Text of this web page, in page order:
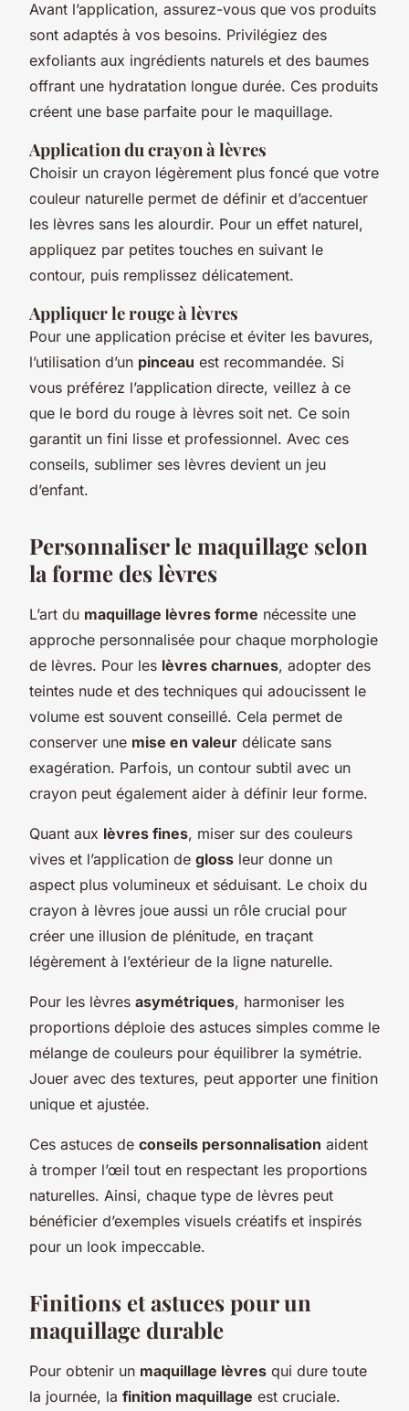
Avant l’application, assurez-vous que vos produits
sont adaptés à vos besoins. Privilégiez des
exfoliants aux ingrédients naturels et des baumes
offrant une hydratation longue durée. Ces produits
créent une base parfaite pour le maquillage.
Application du crayon à lèvres
Choisir un crayon légèrement plus foncé que votre
couleur naturelle permet de définir et d’accentuer
les lèvres sans les alourdir. Pour un effet naturel,
appliquez par petites touches en suivant le
contour, puis remplissez délicatement.
Appliquer le rouge à lèvres
Pour une application précise et éviter les bavures,
l’utilisation d’un pinceau est recommandée. Si
vous préférez l’application directe, veillez à ce
que le bord du rouge à lèvres soit net. Ce soin
garantit un fini lisse et professionnel. Avec ces
conseils, sublimer ses lèvres devient un jeu
d’enfant.
Personnaliser le maquillage selon
la forme des lèvres
L’art du maquillage lèvres forme nécessite une
approche personnalisée pour chaque morphologie
de lèvres. Pour les lèvres charnues, adopter des
teintes nude et des techniques qui adoucissent le
volume est souvent conseillé. Cela permet de
conserver une mise en valeur délicate sans
exagération. Parfois, un contour subtil avec un
crayon peut également aider à définir leur forme.
Quant aux lèvres fines, miser sur des couleurs
vives et l’application de gloss leur donne un
aspect plus volumineux et séduisant. Le choix du
crayon à lèvres joue aussi un rôle crucial pour
créer une illusion de plénitude, en traçant
légèrement à l’extérieur de la ligne naturelle.
Pour les lèvres asymétriques, harmoniser les
proportions déploie des astuces simples comme le
mélange de couleurs pour équilibrer la symétrie.
Jouer avec des textures, peut apporter une finition
unique et ajustée.
Ces astuces de conseils personnalisation aident
à tromper l’œil tout en respectant les proportions
naturelles. Ainsi, chaque type de lèvres peut
bénéficier d’exemples visuels créatifs et inspirés
pour un look impeccable.
Finitions et astuces pour un
maquillage durable
Pour obtenir un maquillage lèvres qui dure toute
la journée, la finition maquillage est cruciale.